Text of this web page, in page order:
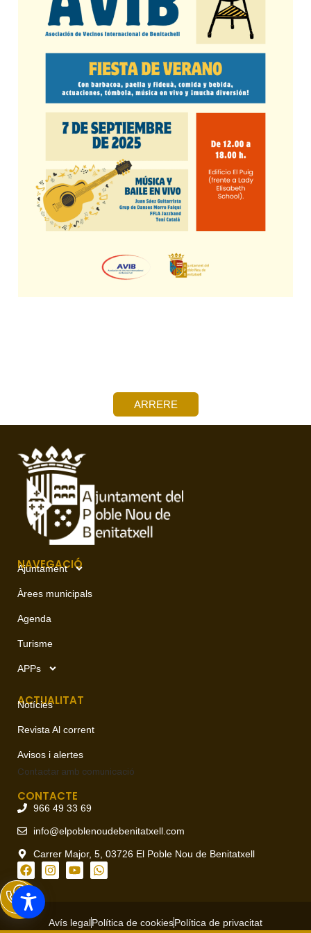
ARRERE
NAVEGACIÓ
Ajuntament
Àrees municipals
Agenda
Turisme
APPs
ACTUALITAT
Notícies
Revista Al corrent
Avisos i alertes
Contactar amb comunicació
CONTACTE
966 49 33 69
info@elpoblenoudebenitatxell.com
Carrer Major, 5, 03726 El Poble Nou de Benitatxell
Avís legalPolítica de cookiesPolítica de privacitat